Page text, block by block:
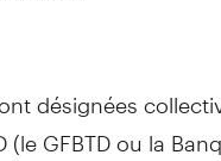
désignées
GFBTD ou la